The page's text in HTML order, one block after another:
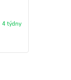
4 týdny